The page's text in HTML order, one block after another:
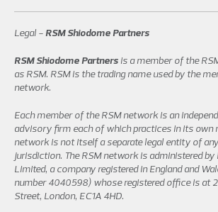
Legal -RSM Shiodome Partners
RSM Shiodome Partners is a member of the
as RSM. RSM is the trading name used by the
network.
Each member of the RSM network is an
advisory firm each of which practices in its own
network is not itself a separate legal entity of
jurisdiction. The RSM network is administered by
Limited, a company registered in England and
number 4040598) whose registered office is at
Street, London, EC1A 4HD.